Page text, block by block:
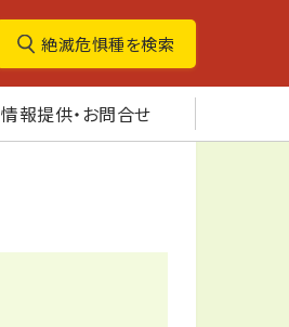
絶滅危惧種を検索
情報提供・お問合せ